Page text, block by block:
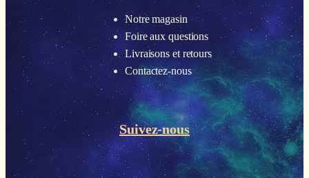
Notre magasin
Foire aux questions
Livraisons et retours
Contactez-nous
Suivez-nous